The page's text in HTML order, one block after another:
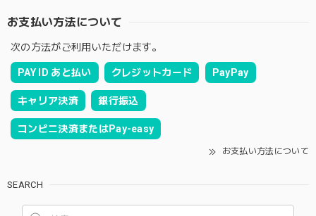
お支払い方法について
次の方法がご利用いただけます。
PAY ID あと払い クレジットカード PayPay
キャリア決済 銀行振込
コンビニ決済またはPay-easy
お支払い方法について
SEARCH